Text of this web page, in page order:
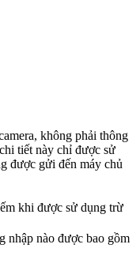
không phải thông
tiết này chỉ được sử
được gửi đến máy chủ
khi được sử dụng trừ
nhập nào được bao gồm